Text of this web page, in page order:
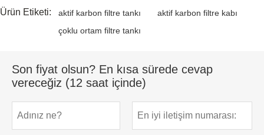
Ürün Etiketi: aktif karbon filtre tankı
aktif karbon filtre kabı
çoklu ortam filtre tankı
Son fiyat olsun? En kısa sürede cevap
vereceğiz (12 saat içinde)